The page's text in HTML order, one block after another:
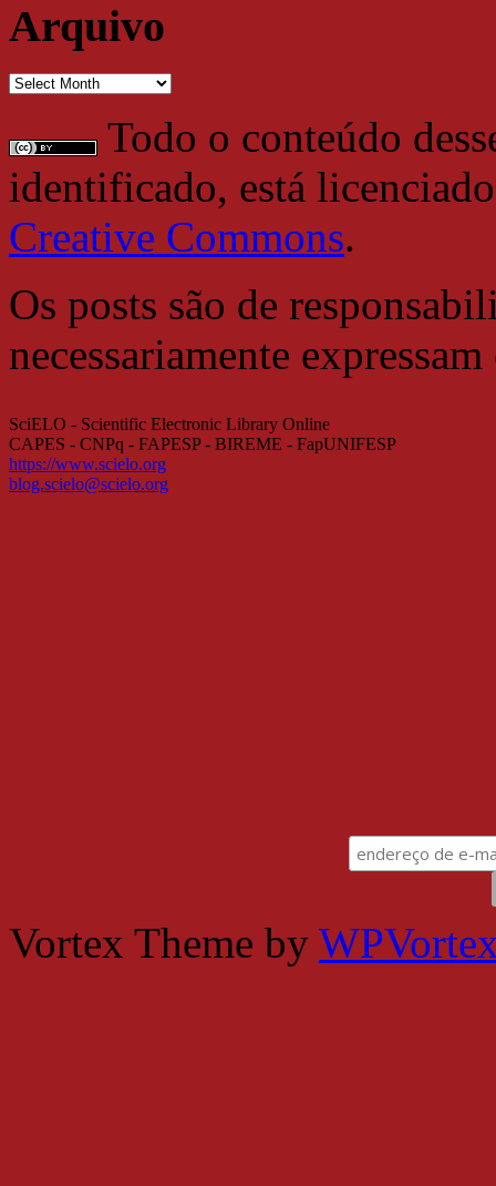
Arquivo
Arquivo
Todo o conteúdo
identificado, está
Creative Commons.
Os posts são de
necessariamente
SciELO - Scientific Electronic Library Online
CAPES - CNPq - FAPESP - BIREME - FapUNIFESP
https://www.scielo.org
blog.scielo@scielo.org
Vortex Theme by